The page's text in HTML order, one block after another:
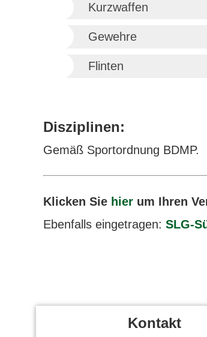
Kurzwaffen
Gewehre
Flinten
Disziplinen:
Gemäß Sportordnung BDMP.
Klicken Sie hier um Ihren
Ebenfalls eingetragen: SLG-
Kontakt